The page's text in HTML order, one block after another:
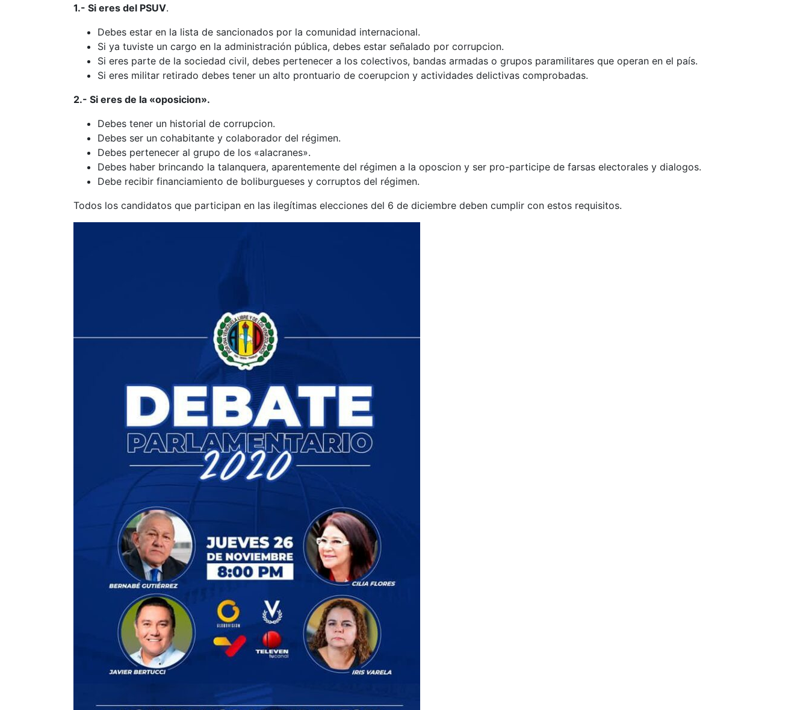
1.- Si eres del PSUV.
Debes estar en la lista de sancionados por la comunidad internacional.
Si ya tuviste un cargo en la administración pública, debes estar señalado por corrupcion.
Si eres parte de la sociedad civil, debes pertenecer a los colectivos, bandas armadas o grupos paramilitares que operan en el país.
Si eres militar retirado debes tener un alto prontuario de coerupcion y actividades delictivas comprobadas.
2.- Si eres de la «oposicion».
Debes tener un historial de corrupcion.
Debes ser un cohabitante y colaborador del régimen.
Debes pertenecer al grupo de los «alacranes».
Debes haber brincando la talanquera, aparentemente del régimen a la oposcion y ser pro-participe de farsas electorales y dialogos.
Debe recibir financiamiento de boliburgueses y corruptos del régimen.
Todos los candidatos que participan en las ilegítimas elecciones del 6 de diciembre deben cumplir con estos requisitos.